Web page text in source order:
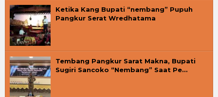
Ketika Kang Bupati “nembang” Pupuh
Pangkur Serat Wredhatama
Tembang Pangkur Sarat Makna, Bupati
Sugiri Sancoko “Nembang” Saat Pe…